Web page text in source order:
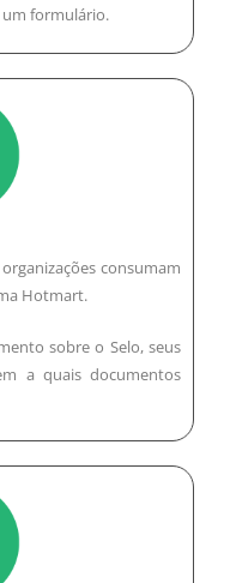
formulário.
consumam
Hotmart.
sobre o Selo, seus
a quais documentos